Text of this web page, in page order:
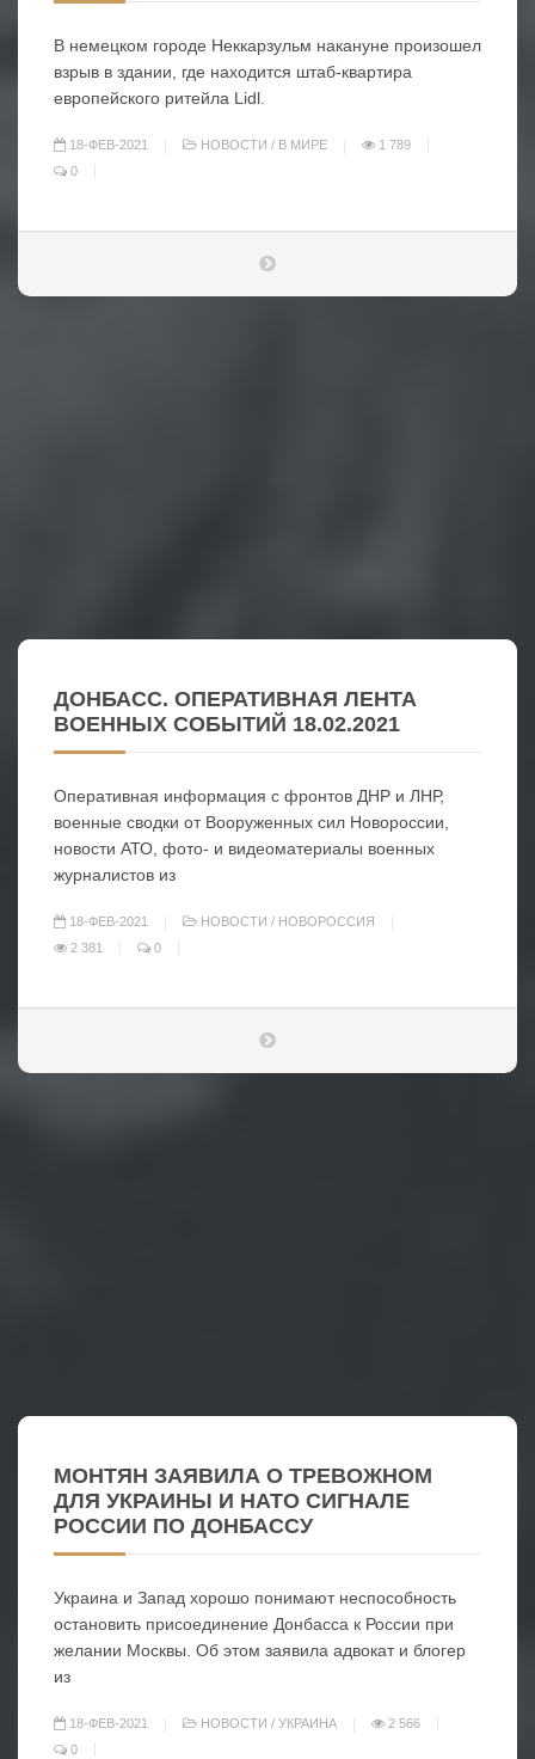
В немецком городе Неккарзульм накануне произошел
взрыв в здании, где находится штаб-квартира
европейского ритейла Lidl.
18-ФЕВ-2021 НОВОСТИ / В МИРЕ
1 789
0
ДОНБАСС. ОПЕРАТИВНАЯ ЛЕНТА
ВОЕННЫХ СОБЫТИЙ 18.02.2021
Оперативная информация с фронтов ДНР и ЛНР,
военные сводки от Вооруженных сил Новороссии,
новости АТО, фото- и видеоматериалы военных
журналистов из
18-ФЕВ-2021 НОВОСТИ / НОВОРОССИЯ
2 381
0
МОНТЯН ЗАЯВИЛА О ТРЕВОЖНОМ
ДЛЯ УКРАИНЫ И НАТО СИГНАЛЕ
РОССИИ ПО ДОНБАССУ
Украина и Запад хорошо понимают неспособность
остановить присоединение Донбасса к России при
желании Москвы. Об этом заявила адвокат и блогер
из
18-ФЕВ-2021 НОВОСТИ / УКРАИНА
2 566
0